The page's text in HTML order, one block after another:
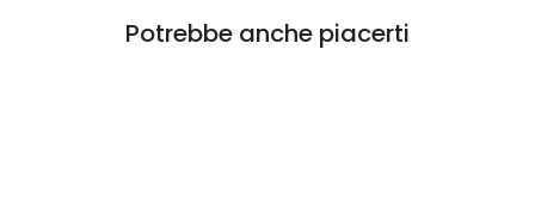
Potrebbe anche piacerti